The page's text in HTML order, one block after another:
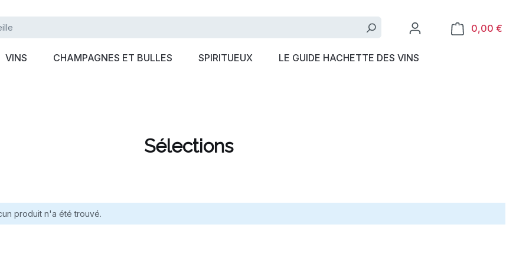
0,00 €
VINS CHAMPAGNES ET BULLES SPIRITUEUX LE GUIDE HACHETTE DES VINS
Sélections
produit n'a été trouvé.